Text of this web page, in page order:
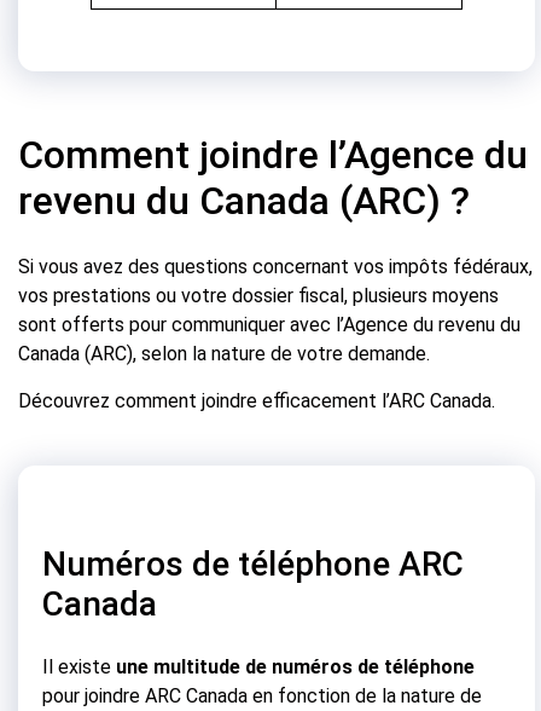
Comment joindre l’Agence du
revenu du Canada (ARC) ?
Si vous avez des questions concernant vos impôts fédéraux,
vos prestations ou votre dossier fiscal, plusieurs moyens
sont offerts pour communiquer avec l’Agence du revenu du
Canada (ARC), selon la nature de votre demande.
Découvrez comment joindre efficacement l’ARC Canada.
Numéros de téléphone ARC
Canada
Il existe une multitude de numéros de téléphone
pour joindre ARC Canada en fonction de la nature de